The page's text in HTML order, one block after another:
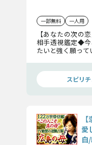
一部無料 一人用
【あなたの次の
相手透視鑑定◆今
たいと強く願っ
スピリ
愛
白